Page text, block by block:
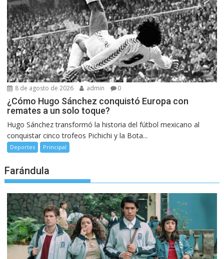
8 de agosto de 2026 admin 0
¿Cómo Hugo Sánchez conquistó Europa con
remates a un solo toque?
Hugo Sánchez transformó la historia del fútbol mexicano al
conquistar cinco trofeos Pichichi y la Bota...
Deportes Principal
Farándula